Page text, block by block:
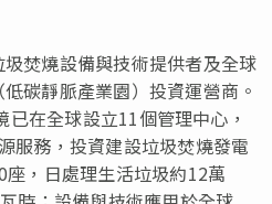
焚燒設備與技術提供者及全球
碳靜脈產業園）投資運營商。
在全球設立11個管理中心，
服務，投資建設垃圾焚燒發電
，日處理生活垃圾約12萬